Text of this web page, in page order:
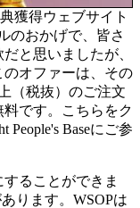
獲得ウェブサイト
のおかげで、皆さ
と思いましたが、
のオファーは、その
（税抜）のご注文
です。こちらをク
People's Baseにご参
ることができま
ります。WSOPは